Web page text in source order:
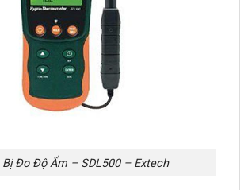
Bị Đo Độ Ẩm – SDL500 – Extech